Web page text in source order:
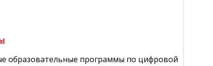
образовательные программы по цифровой